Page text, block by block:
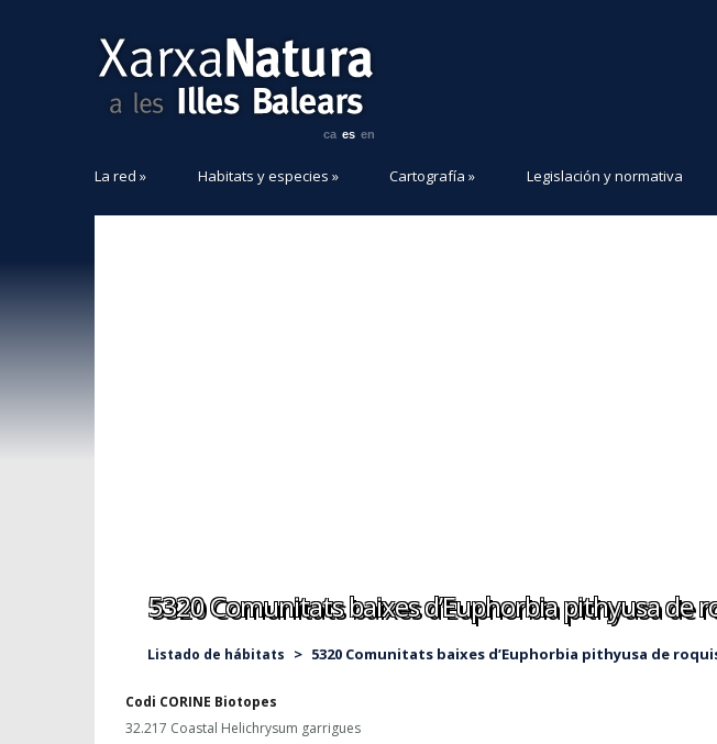
ca es en
La red » Habitats y especies » Cartografía » Legislación y normativa
5320 Comunitats baixes d’Euphorbia pithyusa de
Listado de hábitats > 5320 Comunitats baixes d’Euphorbia pithyusa de
Codi CORINE Biotopes
32.217 Coastal Helichrysum garrigues